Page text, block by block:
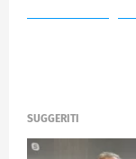
SUGGERITI